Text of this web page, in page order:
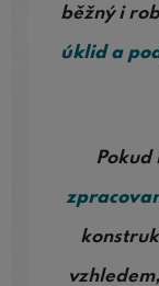
běžný i
úklid a
Pokud